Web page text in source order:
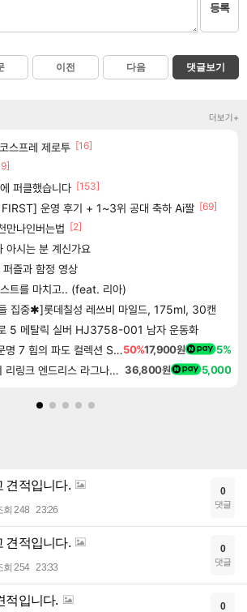
등록
이전 다음 댓글보기
더보기+
스프레 제로투 [16]
퍼클했습니다 [153]
운영 후기 + 1~3위 공대 축하 Ai짤 [69]
만나인버는법 [2]
아시는 분 계신가요
즐과 함정 영상
트를 마치고.. (feat. 리아)
집중✱]롯데칠성 레쓰비 마일드, 175ml, 30캔
5 메탈릭 실버 HJ3758-001 남자 운동화
시드 마이어의 문명 7 힘의 파도 컬렉션 Sid Meier's Civilization VII Tides of Power Collection DLC50%17,900원 5%
그랑블루 판타지 리링크 엔드리스 라그나로크 업그레이드 킷 Granblue Fantasy Relink Endless Ragnarok Upgrade Kit DLC 36,800원 5,000
견적입니다.
회 248 23:26
0
댓글
견적입니다.
회 254 23:33
0
댓글
적입니다. 0